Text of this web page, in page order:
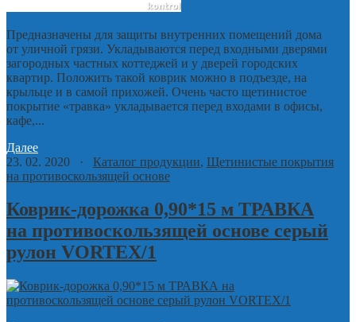
Предназначены для защиты внутренних помещений дома
от уличной грязи. Укладываются перед входными дверями
загородных частных коттеджей и у дверей городских
квартир. Положить такой коврик можно в подъезде, на
крыльце и в самой прихожей. Очень часто щетинистое
покрытие «травка» укладывается перед входами в офисы,
кафе,...
Далее
23. 02. 2020 · Каталог продукции, Щетинистые покрытия
на противоскользящей основе
Коврик-дорожка 0,90*15 м ТРАВКА
на противоскользящей основе серый
рулон VORTEX/1